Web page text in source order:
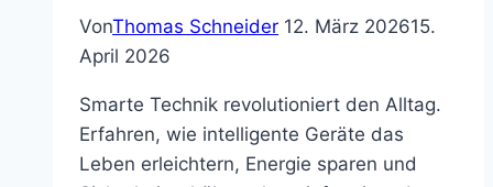
VonThomas Schneider 12. März 202615.
April 2026
Smarte Technik revolutioniert den Alltag.
Erfahren, wie intelligente Geräte das
Leben erleichtern, Energie sparen und